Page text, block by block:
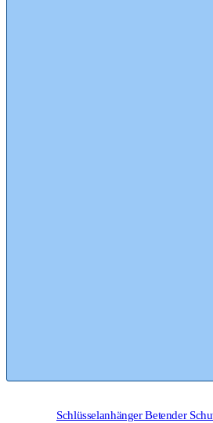
Schlüsselanhänger Betender